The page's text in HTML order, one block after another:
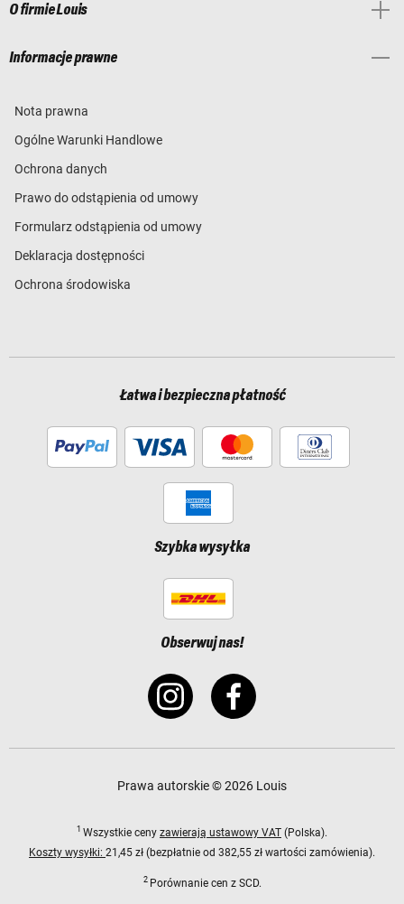
O firmie Louis
Informacje prawne
Nota prawna
Ogólne Warunki Handlowe
Ochrona danych
Prawo do odstąpienia od umowy
Formularz odstąpienia od umowy
Deklaracja dostępności
Ochrona środowiska
Łatwa i bezpieczna płatność
Szybka wysyłka
Obserwuj nas!
Prawa autorskie © 2026 Louis
1 Wszystkie ceny zawierają ustawowy VAT (Polska).
Koszty wysyłki: 21,45 zł (bezpłatnie od 382,55 zł wartości zamówienia).
2 Porównanie cen z SCD.